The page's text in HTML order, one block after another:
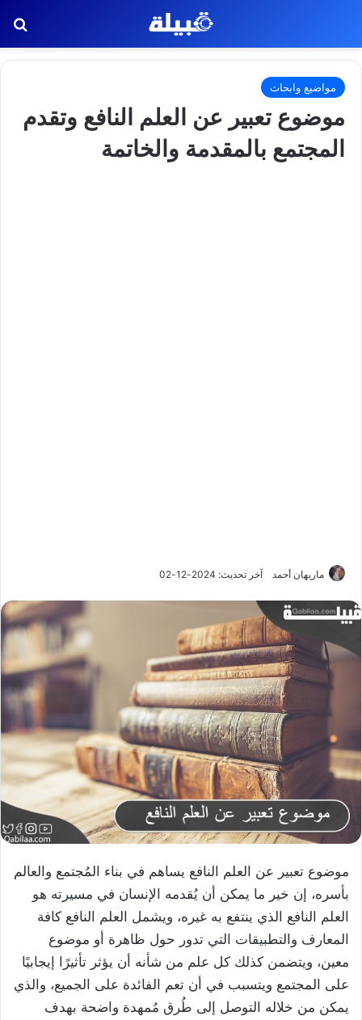
مواضيع وابحاث
موضوع تعبير عن العلم النافع وتقدم
المجتمع بالمقدمة والخاتمة
ماريهان أحمد آخر تحديث: 2024-12-02
موضوع تعبير عن العلم النافع يساهم في بناء المُجتمع والعالم
بأسره، إن خير ما يمكن أن يُقدمه الإنسان في مسيرته هو
العلم النافع الذي ينتفع به غيره، ويشمل العلم النافع كافة
المعارف والتطبيقات التي تدور حول ظاهرة أو موضوع
معين، ويتضمن كذلك كل علم من شأنه أن يؤثر تأثيرًا إيجابيًا
على المجتمع ويتسبب في أن تعم الفائدة على الجميع، والذي
يمكن من خلاله التوصل إلى طُرق مُمهدة واضحة بهدف